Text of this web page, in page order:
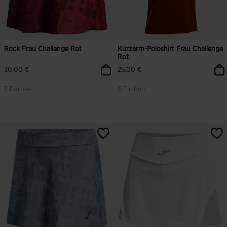
Rock Frau Challenge Rot
30,00 €
3 Farben
3,4 von 5 Kundenbewertungen
Kurzarm-Poloshirt Frau Challenge
Rot
25,00 €
3 Farben
4,5 von 5 Kundenbewertungen